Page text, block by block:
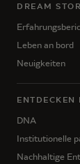
DREAM
Leben an bord
Neuigkeiten
ENTDECKEN
DNA
Institutionelle
Nachhaltige